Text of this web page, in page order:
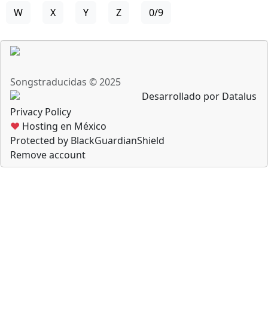
W X Y Z 0/9
Songstraducidas © 2025
Desarrollado por Datalus
Privacy Policy
♥ Hosting en México
Protected by BlackGuardianShield
Remove account